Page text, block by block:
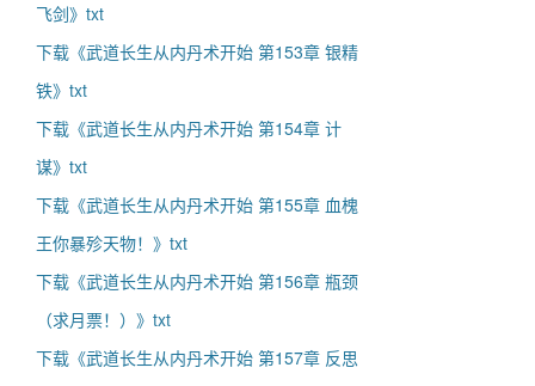
飞剑》txt
下载《武道长生从内丹术开始 第153章 银精
铁》txt
下载《武道长生从内丹术开始 第154章 计
谋》txt
下载《武道长生从内丹术开始 第155章 血槐
王你暴殄天物！》txt
下载《武道长生从内丹术开始 第156章 瓶颈
（求月票！）》txt
下载《武道长生从内丹术开始 第157章 反思